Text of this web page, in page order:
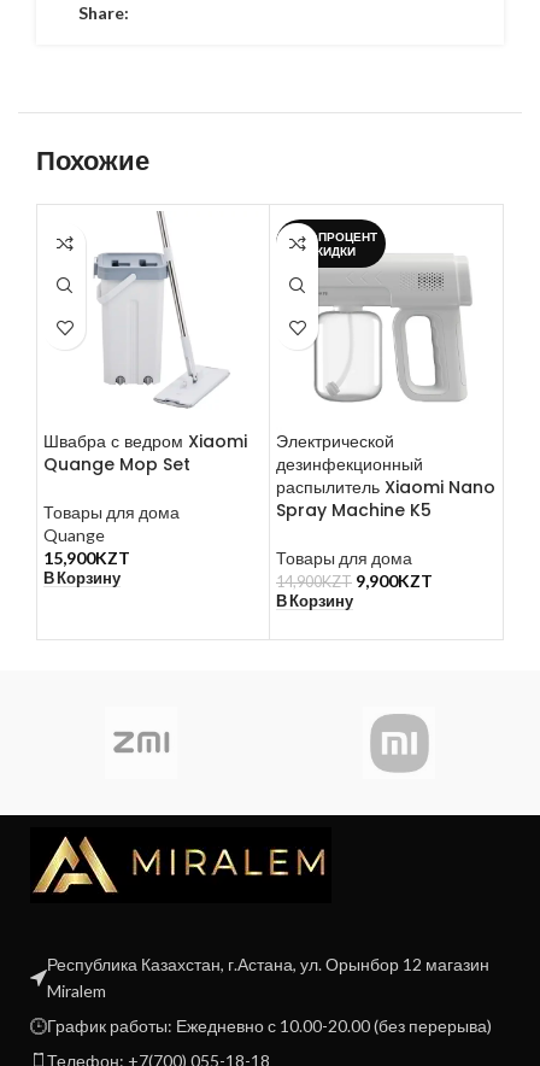
Share:
Похожие
Швабра с ведром Xiaomi
Quange Mop Set
Товары для дома
Quange
15,900KZT
В Корзину
-34%;ПРОЦЕНТ
СКИДКИ
Электрической
дезинфекционный
распылитель Xiaomi Nano
Spray Machine K5
Товары для дома
14,900KZT 9,900KZT
В Корзину
Республика Казахстан, г.Астана, ул. Орынбор 12 магазин
Miralem
График работы: Ежедневно с 10.00-20.00 (без перерыва)
Телефон: +7(700) 055-18-18